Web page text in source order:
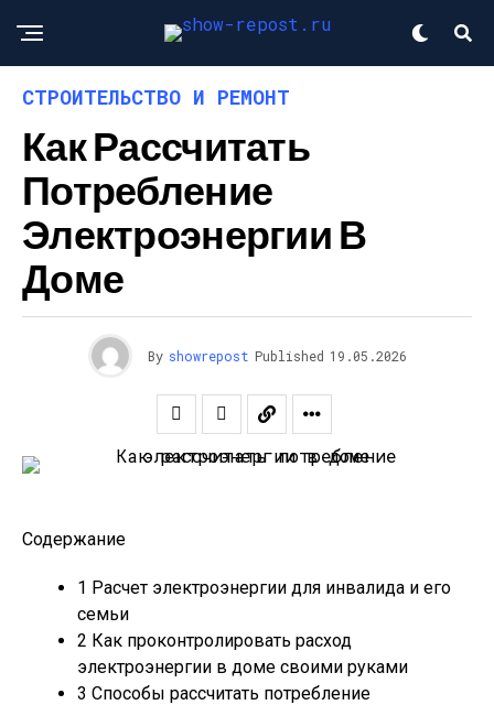
СТРОИТЕЛЬСТВО И РЕМОНТ
Как Рассчитать
Потребление
Электроэнергии В
Доме
By showrepost Published 19.05.2026
Содержание
1 Расчет электроэнергии для инвалида и его
семьи
2 Как проконтролировать расход
электроэнергии в доме своими руками
3 Способы рассчитать потребление